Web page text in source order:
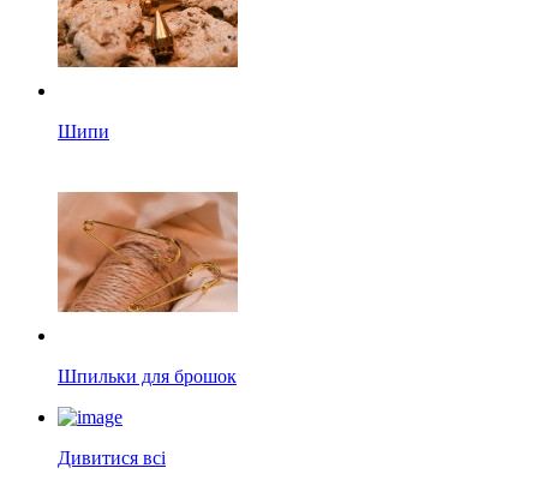
Шипи
Шпильки для брошок
Дивитися всі